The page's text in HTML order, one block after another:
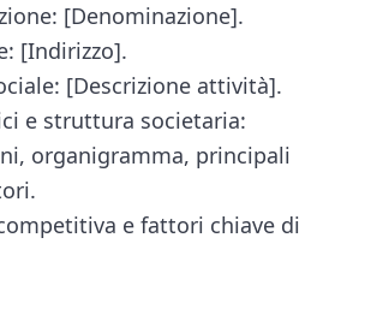
[Denominazione].
[Indirizzo].
[Descrizione attività].
e struttura societaria:
organigramma, principali
e fattori chiave di